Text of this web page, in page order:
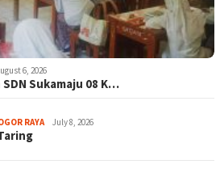
6, 2026
Sukamaju 08 K…
RAYA July 8, 2026